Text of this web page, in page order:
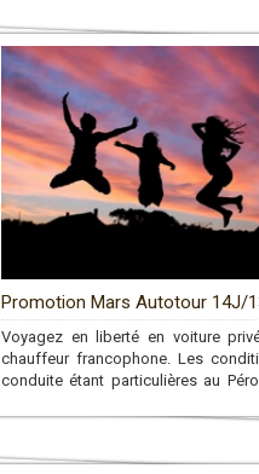
Promotion Mars Autotour 14J/
Voyagez en liberté en voiture
chauffeur francophone. Les
conduite étant particulières au
conduira aux sites que vous